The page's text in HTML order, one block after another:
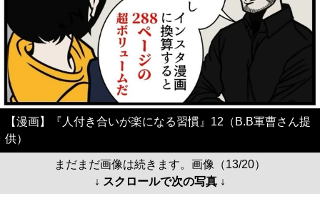
【漫画】『人付き合いが楽になる習慣』12（B.B軍曹さん提
供）
まだまだ画像は続きます。画像（13/20）
↓ スクロールで次の写真 ↓